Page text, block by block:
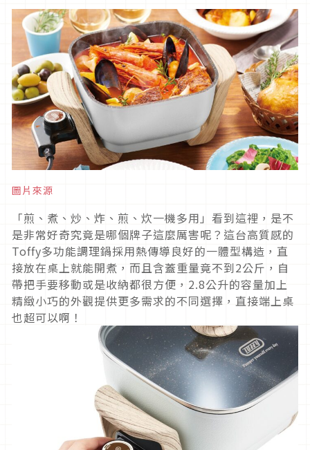
圖片來源
「煎、煮、炒、炸、煎、炊一機多用」看到這裡，是不
是非常好奇究竟是哪個牌子這麼厲害呢？這台高質感的
Toffy多功能調理鍋採用熱傳導良好的一體型構造，直
接放在桌上就能開煮，而且含蓋重量竟不到2公斤，自
帶把手要移動或是收納都很方便，2.8公升的容量加上
精緻小巧的外觀提供更多需求的不同選擇，直接端上桌
也超可以啊！